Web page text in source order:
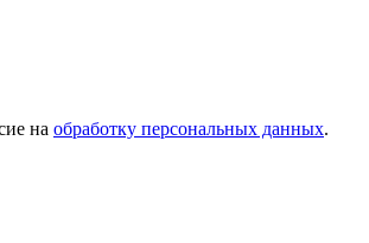
на обработку персональных данных.